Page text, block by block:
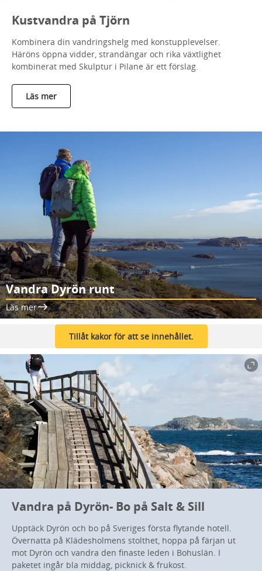
Kustvandra på Tjörn
Kombinera din vandringshelg med konstupplevelser.
Häröns öppna vidder, strandängar och rika växtlighet
kombinerat med Skulptur i Pilane är ett förslag.
Läs mer
Vandra Dyrön runt
Läs mer
Tillåt kakor för att se innehållet.
Vandra på Dyrön- Bo på Salt & Sill
Upptäck Dyrön och bo på Sveriges första flytande hotell.
Övernatta på Klädesholmens stolthet, hoppa på färjan ut
mot Dyrön och vandra den finaste leden i Bohuslän. I
paketet ingår bla middag, picknick & frukost.